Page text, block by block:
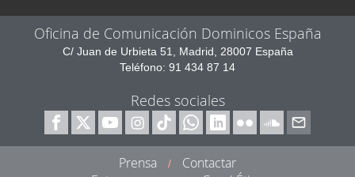
Oficina de Comunicación Dominicos España
C/ Juan de Urbieta 51, Madrid, 28007 España
Teléfono: 91 434 87 14
Redes sociales
Prensa /
Contactar